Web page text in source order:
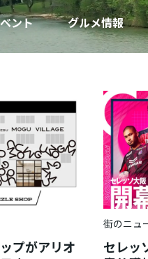
ント グルメ情報
プがアリオ
街のニュ
セレッ